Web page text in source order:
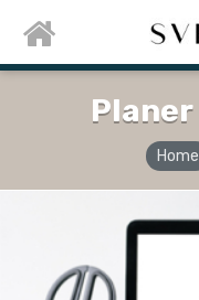
Home